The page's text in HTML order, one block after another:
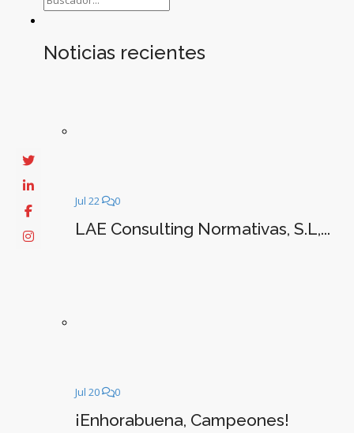
Noticias recientes
Jul 22 0
LAE Consulting Normativas, S.L,...
Jul 20 0
¡Enhorabuena, Campeones!